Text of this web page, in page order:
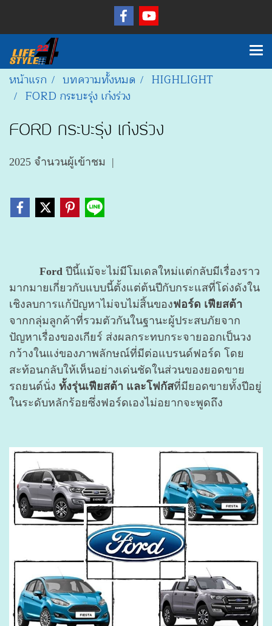
หน้าแรก บทความทั้งหมด
HIGHLIGHT
FORD กระบะรุ่ง เก๋งร่วง
FORD กระบะรุ่ง เก๋งร่วง
2025 จำนวนผู้เข้าชม |
Ford ปีนี้แม้จะไม่มีโมเดลใหม่แต่กลับมีเรื่องราว
มากมายเกี่ยวกับแบบนี้ตั้งแต่ต้นปีกับกระแสที่โด่งดังใน
เชิงลบการแก้ปัญหาไม่จบไม่สิ้นของฟอร์ด เฟียสต้า
จากกลุ่มลูกค้าที่รวมตัวกันในฐานะผู้ประสบภัยจาก
ปัญหาเรื่องของเกียร์ ส่งผลกระทบกระจายออกเป็นวง
กว้างในแง่ของภาพลักษณ์ที่มีต่อแบรนด์ฟอร์ด โดย
สะท้อนกลับให้เห็นอย่างเด่นชัดในส่วนของยอดขาย
รถยนต์นั่ง ทั้งรุ่นเฟียสต้า และโฟกัสที่มียอดขายทั้งปีอยู่
ในระดับหลักร้อยซึ่งฟอร์ดเองไม่อยากจะพูดถึง